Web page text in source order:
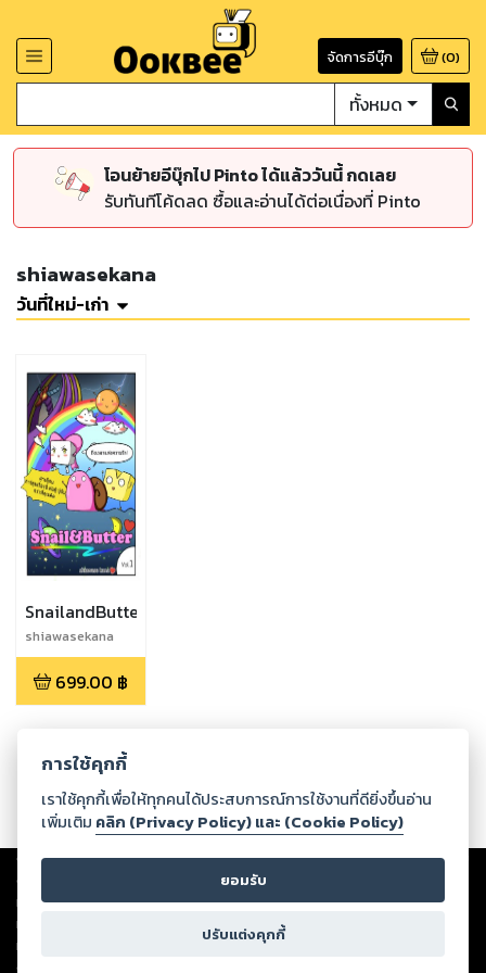
จัดการอีบุ๊ก (0)
ทั้งหมด
โอนย้ายอีบุ๊กไป Pinto ได้แล้ววันนี้ กดเลย
รับทันทีโค้ดลด ซื้อและอ่านได้ต่อเนื่องที่ Pinto
shiawasekana
วันที่ใหม่-เก่า
SnailandButter
shiawasekana
699.00 ฿
Copyright ©2026Storylog Co., Ltd. - สตอรี่ล็อกขอสงวนสิทธิ์ไม่รับผิดชอบ
ต่อผลงานหรือเนื้อหาใดที่อัปโหลดผ่านเว็บไซต์และปรากฏว่าละเมิดสิทธิใน
ทรัพย์สินทางปัญญาของบุคคลอื่นหรือขัดต่อกฎหมายและศีลธรรม ดังนั้น ผู้อ่าน
ทุกท่านโปรดใช้วิจารณญาณในการกลั่นกรองด้วยตนเอง และหากท่านพบว่าส่วน
หนึ่งส่วนใดขัดต่อกฎหมายและศีลธรรม กรุณาแจ้งมายังบริษัท เพื่อทีมงานจะได้
ดำเนินการในทันที ทั้งนี้ ทางสตอรี่ล็อกขอสงวนลิขสิทธิ์ตามพระราชบัญญัติ
การใช้คุกกี้
เราใช้คุกกี้เพื่อให้ทุกคนได้ประสบการณ์การใช้งานที่ดียิ่งขึ้นอ่าน
เพิ่มเติม คลิก (Privacy Policy) และ (Cookie Policy)
ยอมรับ
ปรับแต่งคุกกี้